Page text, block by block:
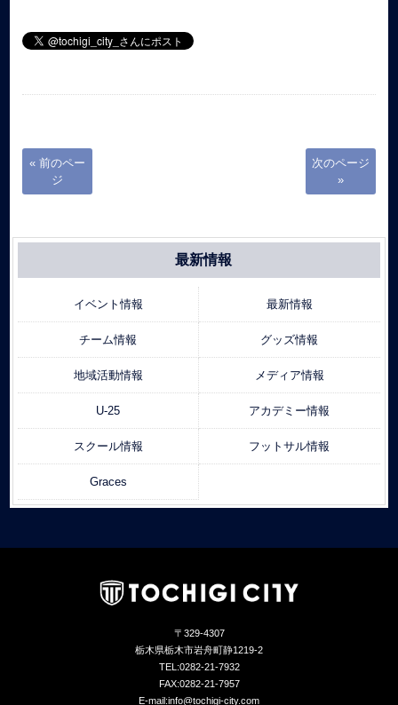
« 前のペー
ジ
次のページ
»
最新情報
イベント情報 最新情報
チーム情報 グッズ情報
地域活動情報 メディア情報
U-25 アカデミー情報
スクール情報 フットサル情報
Graces
〒329-4307
栃木県栃木市岩舟町静1219-2
TEL:0282-21-7932
FAX:0282-21-7957
E-mail:info@tochigi-city.com